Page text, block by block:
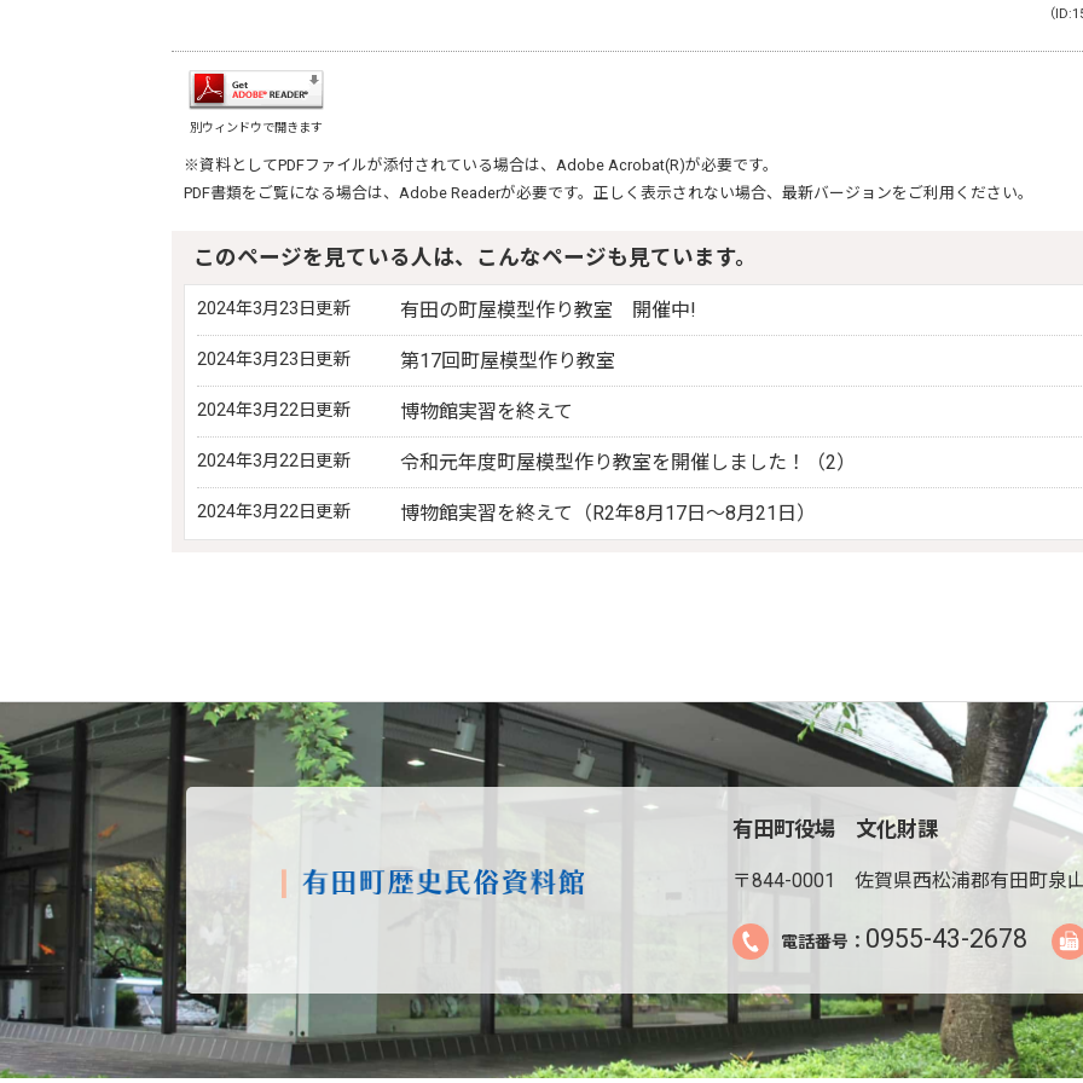
（
別ウィンドウで開きます
※資料としてPDFファイルが添付されている場合は、 Adobe Acrobat(R)が必要です。
PDF書類をご覧になる場合は、 Adobe Readerが必要です。正しく表示されない場合、最新バージョンをご利用ください。
このページを見ている人は、こんなページも見ています。
2024年3月23日更新 有田の町屋模型作り教室 開催中!
2024年3月23日更新 第17回町屋模型作り教室
2024年3月22日更新 博物館実習を終えて
2024年3月22日更新 令和元年度町屋模型作り教室を開催しました！（2）
2024年3月22日更新 博物館実習を終えて（R2年8月17日～8月21日）
有田町役場 文化財課
〒844-0001 佐賀県西松浦郡有田町泉
電話番号： 0955-43-2678